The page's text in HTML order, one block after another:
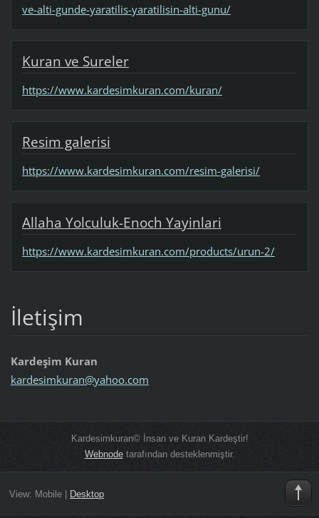
ve-alti-gunde-yaratilis-yaratilisin-alti-gunu/
Kuran ve Sureler
https://www.kardesimkuran.com/kuran/
Resim galerisi
https://www.kardesimkuran.com/resim-galerisi/
Allaha Yolculuk-Enoch Yayinlari
https://www.kardesimkuran.com/products/urun-2/
İletişim
Kardeşim Kuran
kardesimkuran@yahoo.com
Kardesimkuran© İnsan ve Kuran Kardeştir!
Webnodetarafından desteklenmiştir.
View: Mobile| Desktop